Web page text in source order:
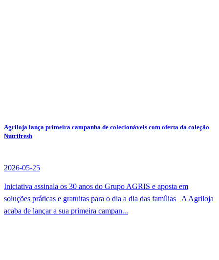
Agriloja lança primeira campanha de colecionáveis com oferta da coleção
Nutrifresh
2026-05-25
Iniciativa assinala os 30 anos do Grupo AGRIS e aposta em
soluções práticas e gratuitas para o dia a dia das famílias A Agriloja
acaba de lançar a sua primeira campan...